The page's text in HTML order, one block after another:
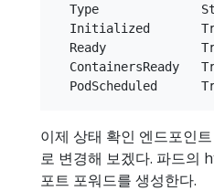
Type
Initialized
Ready
ContainersReady
이제 상태 확인 엔드포인
로 변경해 보겠다. 파드의
포트 포워드를 생성한다.